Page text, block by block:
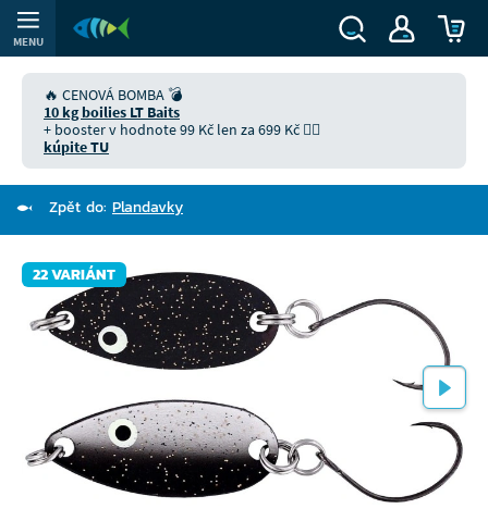
MENU
🔥 CENOVÁ BOMBA 💣
10 kg boilies LT Baits
+ booster v hodnote 99 Kč len za 699 Kč 👉🏻
kúpite TU
Zpět do: Plandavky
22 VARIÁNT